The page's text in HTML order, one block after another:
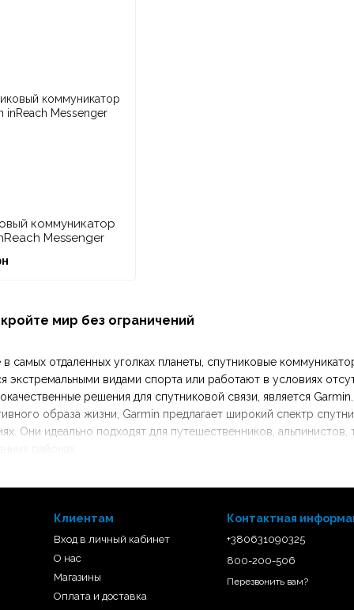
мир без ограничений
самых отдаленных уголках планеты, спутниковые
видами спорта или работают в условиях
решения для спутниковой связи, является
образа жизни, Garmin предлагает широкий спектр
Они идеально подходят для путешественников, альпинистов,
коммуникатор
Messenger
Клиентам
Вход в личный кабинет
О нас
Магазины
Оплата и доставка
Контактная
+380631090325
800-200-506
Перезвонить вам?